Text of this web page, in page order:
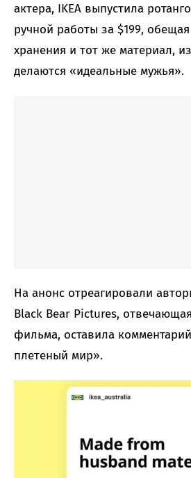
актера, IKEA выпустила
ручной работы за $199,
хранения и тот же материал,
делаются «идеальные мужья».
На анонс отреагировали
Black Bear Pictures,
фильма, оставила
плетеный мир».